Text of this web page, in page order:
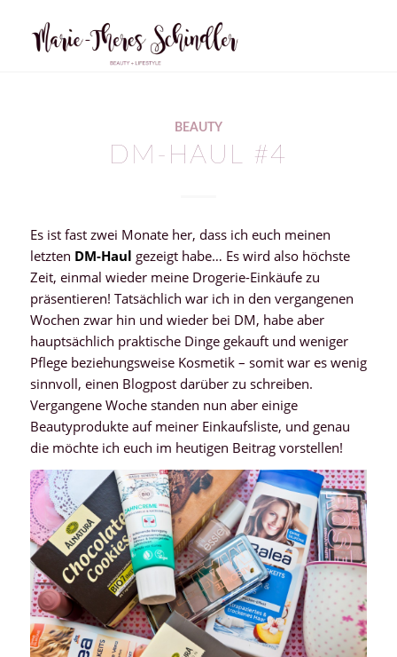
BEAUTY
DM-HAUL #4
Es ist fast zwei Monate her, dass ich euch meinen
letzten DM-Haul gezeigt habe… Es wird also höchste
Zeit, einmal wieder meine Drogerie-Einkäufe zu
präsentieren! Tatsächlich war ich in den vergangenen
Wochen zwar hin und wieder bei DM, habe aber
hauptsächlich praktische Dinge gekauft und weniger
Pflege beziehungsweise Kosmetik – somit war es wenig
sinnvoll, einen Blogpost darüber zu schreiben.
Vergangene Woche standen nun aber einige
Beautyprodukte auf meiner Einkaufsliste, und genau
die möchte ich euch im heutigen Beitrag vorstellen!